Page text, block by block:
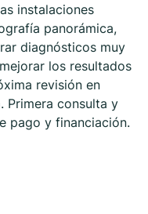
instalaciones
panorámica,
diagnósticos muy
los resultados
revisión en
Primera consulta y
pago y financiación.